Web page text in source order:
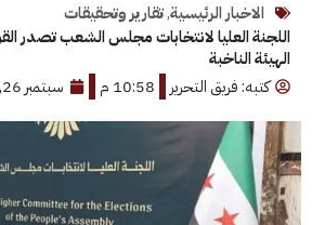
الرئيسية,تقارير وتحقيقات
لانتخابات مجلس الشعب تصدر القوائم
فريق التحرير
10:58 م سبتمبر 26, 2025